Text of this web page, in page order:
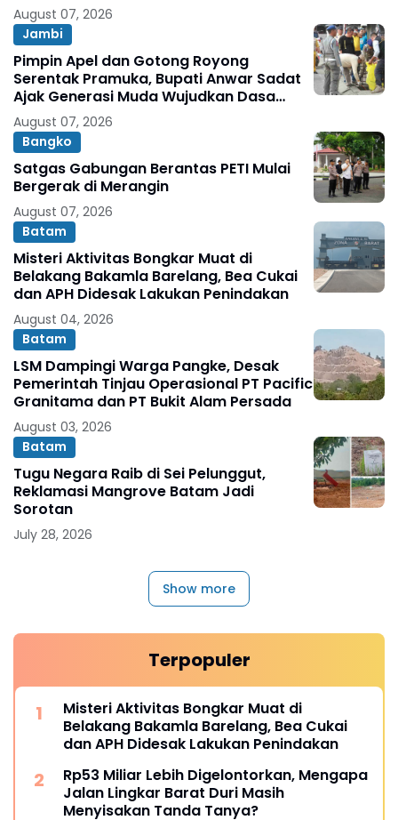
August 07, 2026
Jambi
Pimpin Apel dan Gotong Royong
Serentak Pramuka, Bupati Anwar Sadat
Ajak Generasi Muda Wujudkan Dasa
Darma Melalui Aksi Nyata Peduli
Lingkungan
August 07, 2026
Bangko
Satgas Gabungan Berantas PETI Mulai
Bergerak di Merangin
August 07, 2026
Batam
Misteri Aktivitas Bongkar Muat di
Belakang Bakamla Barelang, Bea Cukai
dan APH Didesak Lakukan Penindakan
August 04, 2026
Batam
LSM Dampingi Warga Pangke, Desak
Pemerintah Tinjau Operasional PT Pacific
Granitama dan PT Bukit Alam Persada
August 03, 2026
Batam
Tugu Negara Raib di Sei Pelunggut,
Reklamasi Mangrove Batam Jadi
Sorotan
July 28, 2026
Show more
Terpopuler
Misteri Aktivitas Bongkar Muat di
Belakang Bakamla Barelang, Bea Cukai
dan APH Didesak Lakukan Penindakan
Rp53 Miliar Lebih Digelontorkan, Mengapa
Jalan Lingkar Barat Duri Masih
Menyisakan Tanda Tanya?